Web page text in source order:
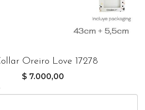
Oreiro Love 17278
$ 7.000,00